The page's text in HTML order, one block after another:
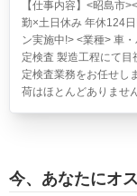
【仕事内容】<昭島市
勤×土日休み 年休124
ン実施中!> <業種> 車
定検査 製造工程にて
定検査業務をお任せし
荷はほとんどありませ
今、あなたにオ